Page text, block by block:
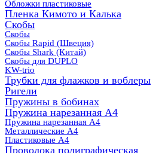
Обложки пластиковые
Пленка Кимото и Калька
Скобы
Скобы
Скобы Rapid (Швеция)
Скобы Shark (Китай)
Скобы для DUPLO
KW-trio
Трубки для флажков и воблеры
Ригели
Пружины в бобинах
Пружина нарезанная А4
Пружина нарезанная А4
Металлические А4
Пластиковые А4
Проволока полиграфическая